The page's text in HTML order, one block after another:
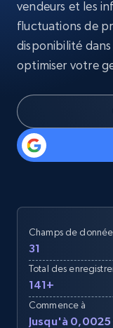
vendeurs et les
fluctuations de
disponibilité
optimiser votre
Champs de
31
Total des
141+
Commence à
Jusqu'à